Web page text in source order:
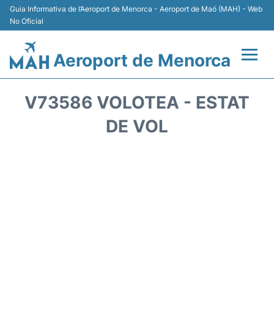
Guia Informativa de l’Aeroport de Menorca - Aeroport de Maó (MAH) - Web
No Oficial
Aeroport de Menorca
V73586 VOLOTEA - ESTAT
DE VOL